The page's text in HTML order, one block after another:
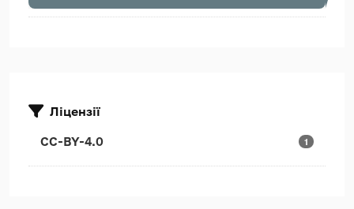
Ліцензії
CC-BY-4.0 1